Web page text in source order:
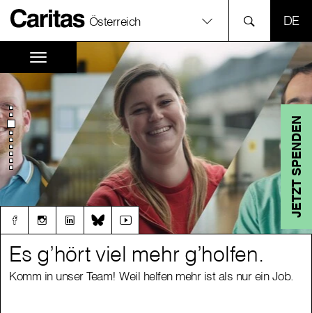
Österreich
JETZT SPENDEN
Es g’hört viel mehr g’holfen.
Komm in unser Team! Weil helfen mehr ist als nur ein Job.
Es g’hört viel mehr g’holfen.
Komm in unser Team! Weil helfen mehr ist als nur ein Job.